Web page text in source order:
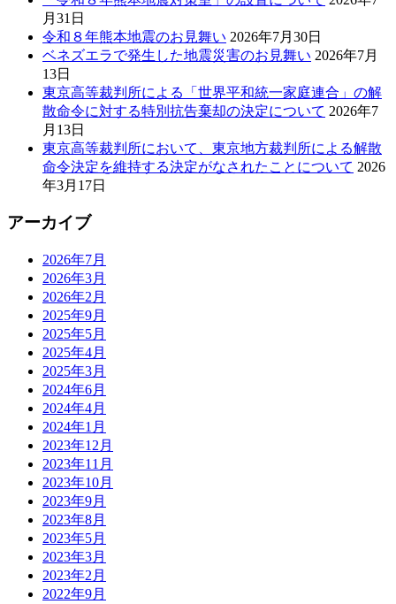
月31日
令和８年熊本地震のお見舞い 2026年7月30日
ベネズエラで発生した地震災害のお見舞い 2026年7月
13日
東京高等裁判所による「世界平和統一家庭連合」の解
散命令に対する特別抗告棄却の決定について 2026年7
月13日
東京高等裁判所において、東京地方裁判所による解散
命令決定を維持する決定がなされたことについて 2026
年3月17日
アーカイブ
2026年7月
2026年3月
2026年2月
2025年9月
2025年5月
2025年4月
2025年3月
2024年6月
2024年4月
2024年1月
2023年12月
2023年11月
2023年10月
2023年9月
2023年8月
2023年5月
2023年3月
2023年2月
2022年9月